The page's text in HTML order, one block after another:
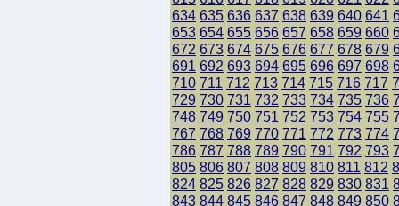
634 635 636 637 638 639 640 641
653 654 655 656 657 658 659 660
672 673 674 675 676 677 678 679
691 692 693 694 695 696 697 698
710 711 712 713 714 715 716 717
729 730 731 732 733 734 735 736
748 749 750 751 752 753 754 755
767 768 769 770 771 772 773 774
786 787 788 789 790 791 792 793
805 806 807 808 809 810 811 812
824 825 826 827 828 829 830 831
843 844 845 846 847 848 849 850